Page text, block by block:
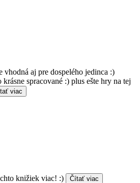
vhodná aj pre dospelého jedinca :)
spracované :) plus ešte hry na tej
viac
knižiek viac! :)
Čítať viac